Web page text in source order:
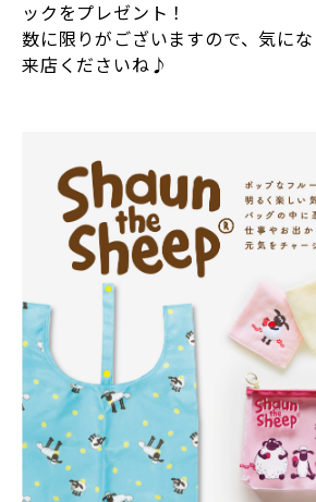
ックをプレゼント！
数に限りがございますので、気に
来店くださいね♪